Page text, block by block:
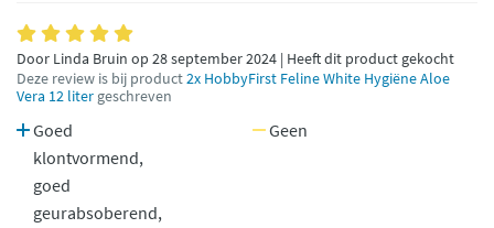
Door Linda Bruin op 28 september 2024 | Heeft dit product gekocht
Deze review is bij product2x HobbyFirst Feline White Hygiëne Aloe
Vera 12 liter geschreven
Goed
klontvormend,
goed
geurabsoberend,
Geen